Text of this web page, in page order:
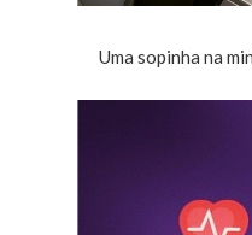
Uma sopinha na